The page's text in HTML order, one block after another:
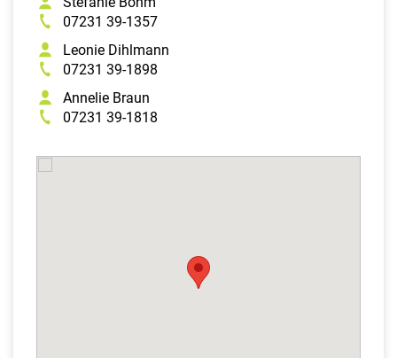
07231 39-1357
Leonie Dihlmann
07231 39-1898
Annelie Braun
07231 39-1818